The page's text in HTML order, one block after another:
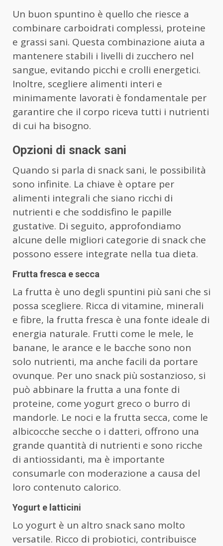
Un buon spuntino è quello che riesce a
combinare carboidrati complessi, proteine
e grassi sani. Questa combinazione aiuta a
mantenere stabili i livelli di zucchero nel
sangue, evitando picchi e crolli energetici.
Inoltre, scegliere alimenti interi e
minimamente lavorati è fondamentale per
garantire che il corpo riceva tutti i nutrienti
di cui ha bisogno.
Opzioni di snack sani
Quando si parla di snack sani, le possibilità
sono infinite. La chiave è optare per
alimenti integrali che siano ricchi di
nutrienti e che soddisfino le papille
gustative. Di seguito, approfondiamo
alcune delle migliori categorie di snack che
possono essere integrate nella tua dieta.
Frutta fresca e secca
La frutta è uno degli spuntini più sani che si
possa scegliere. Ricca di vitamine, minerali
e fibre, la frutta fresca è una fonte ideale di
energia naturale. Frutti come le mele, le
banane, le arance e le bacche sono non
solo nutrienti, ma anche facili da portare
ovunque. Per uno snack più sostanzioso, si
può abbinare la frutta a una fonte di
proteine, come yogurt greco o burro di
mandorle. Le noci e la frutta secca, come le
albicocche secche o i datteri, offrono una
grande quantità di nutrienti e sono ricche
di antiossidanti, ma è importante
consumarle con moderazione a causa del
loro contenuto calorico.
Yogurt e latticini
Lo yogurt è un altro snack sano molto
versatile. Ricco di probiotici, contribuisce